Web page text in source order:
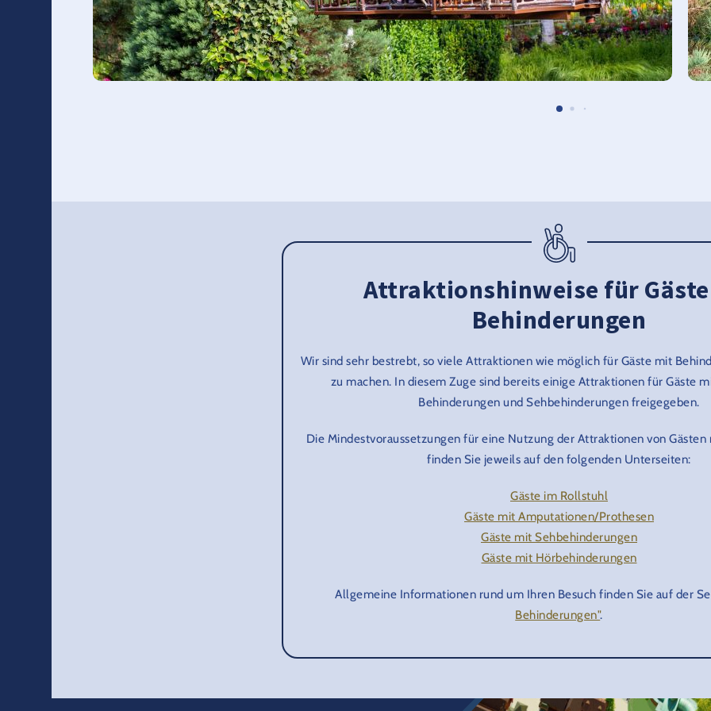
Attraktionshinweise für
Behinderungen
Wir sind sehr bestrebt, so viele Attraktionen wie möglich für Gäste mit
zu machen. In diesem Zuge sind bereits einige Attraktionen für Gäste
Behinderungen und Sehbehinderungen freigegeben.
Die Mindestvoraussetzungen für eine Nutzung der Attraktionen von
finden Sie jeweils auf den folgenden Unterseiten:
Gäste im Rollstuhl
Gäste mit Amputationen/Prothesen
Gäste mit Sehbehinderungen
Gäste mit Hörbehinderungen
Allgemeine Informationen rund um Ihren Besuch finden Sie auf der
Behinderungen".